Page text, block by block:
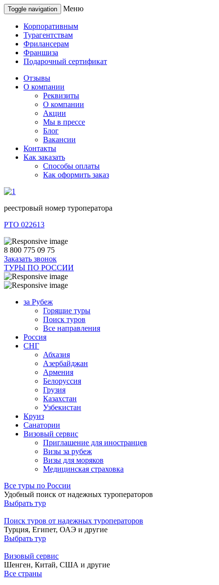
Toggle navigation Меню
Корпоративным
Турагентствам
Фрилансерам
Франшиза
Подарочный сертификат
Отзывы
О компании
Реквизиты
О компании
Акции
Мы в прессе
Блог
Вакансии
Контакты
Как заказать
Способы оплаты
Как оформить заказ
реестровый номер туроператора
РТО 022613
8 800 775 09 75
Заказать звонок
ТУРЫ ПО РОССИИ
за Рубеж
Горящие туры
Поиск туров
Все направления
Россия
СНГ
Абхазия
Азербайджан
Армения
Белоруссия
Грузия
Казахстан
Узбекистан
Круиз
Санатории
Визовый сервис
Приглашение для иностранцев
Визы за рубеж
Визы для моряков
Медицинская страховка
Все туры по России
Удобный поиск от надежных туроператоров
Выбрать тур
Поиск туров от надежных туроператоров
Турция, Египет, ОАЭ и другие
Выбрать тур
Визовый сервис
Шенген, Китай, США и другие
Все страны